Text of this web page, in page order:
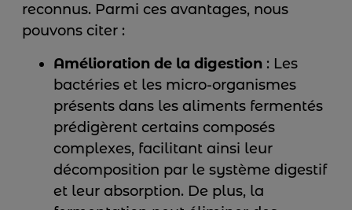
reconnus. Parmi ces avantages, nous
pouvons citer :
Amélioration de la digestion : Les
bactéries et les micro-organismes
présents dans les aliments fermentés
prédigèrent certains composés
complexes, facilitant ainsi leur
décomposition par le système digestif
et leur absorption. De plus, la